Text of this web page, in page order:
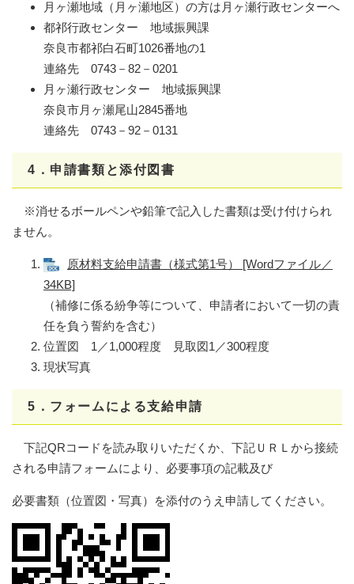
月ヶ瀬地域（月ヶ瀬地区）の方は月ヶ瀬行政センターへ
都祁行政センター 地域振興課
奈良市都祁白石町1026番地の1
連絡先 0743－82－0201
月ヶ瀬行政センター 地域振興課
奈良市月ヶ瀬尾山2845番地
連絡先 0743－92－0131
4．申請書類と添付図書
※消せるボールペンや鉛筆で記入した書類は受け付けられ
ません。
原材料支給申請書（様式第1号） [Wordファイル／
34KB]
（補修に係る紛争等について、申請者において一切の責
任を負う誓約を含む）
位置図 1／1,000程度 見取図1／300程度
現状写真
5．フォームによる支給申請
下記QRコードを読み取りいただくか、下記ＵＲＬから接続
される申請フォームにより、必要事項の記載及び
必要書類（位置図・写真）を添付のうえ申請してください。